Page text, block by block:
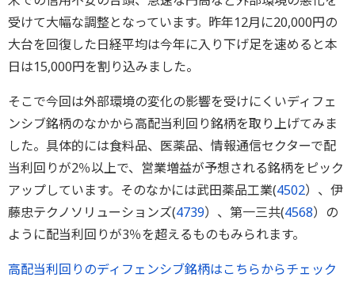
受けて大幅な調整となっています。昨年12月に20,000円の
大台を回復した日経平均は今年に入り下げ足を速めると本
日は15,000円を割り込みました。
そこで今回は外部環境の変化の影響を受けにくいディフェ
ンシブ銘柄のなかから高配当利回り銘柄を取り上げてみま
した。具体的には食料品、医薬品、情報通信セクターで配
当利回りが2％以上で、営業増益が予想される銘柄をピック
アップしています。そのなかには武田薬品工業(4502）、伊
藤忠テクノソリューションズ(4739）、第一三共(4568）の
ように配当利回りが3％を超えるものもみられます。
高配当利回りのディフェンシブ銘柄はこちらからチェック